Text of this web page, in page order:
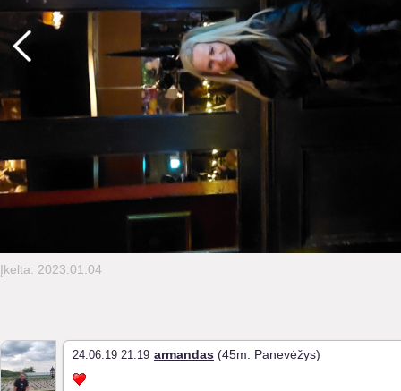
Įkelta: 2023.01.04
24.06.19 21:19 armandas (45m. Panevėžys)